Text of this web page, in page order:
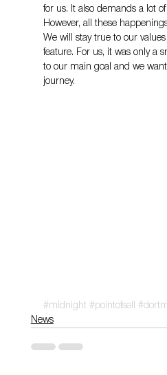
for us. It also demands a lot
However, all these
We will stay true to our
feature. For us, it was only a
to our main goal and we
journey.
#midnight #pointofsell
News